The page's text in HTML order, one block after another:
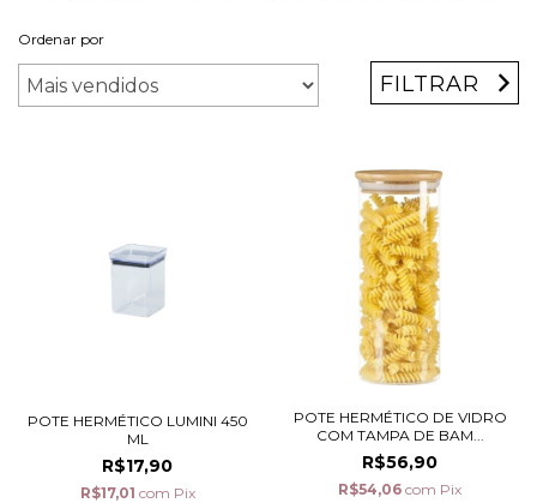
Ordenar por
FILTRAR
POTE HERMÉTICO LUMINI 450
ML
R$17,90
R$17,01 com Pix
POTE HERMÉTICO DE VIDRO
COM TAMPA DE BAM...
R$56,90
R$54,06 com Pix